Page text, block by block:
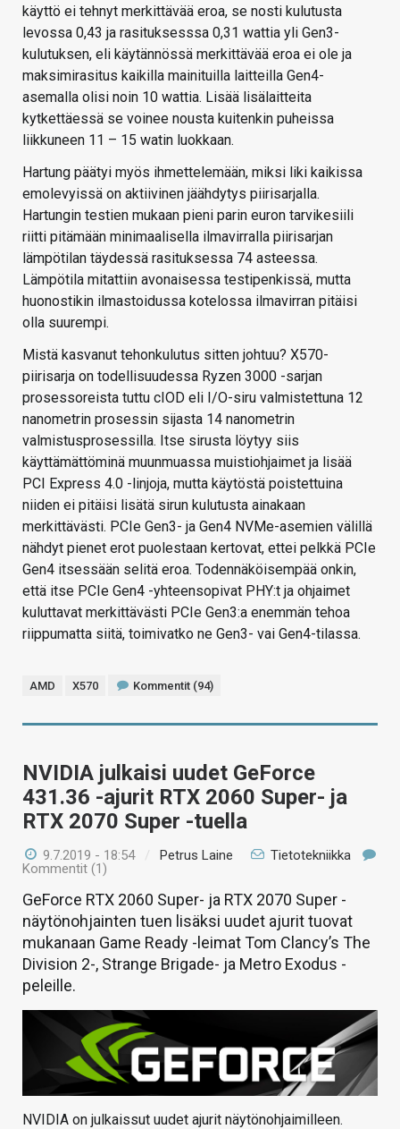
käyttö ei tehnyt merkittävää eroa, se nosti kulutusta
levossa 0,43 ja rasituksesssa 0,31 wattia yli Gen3-
kulutuksen, eli käytännössä merkittävää eroa ei ole ja
maksimirasitus kaikilla mainituilla laitteilla Gen4-
asemalla olisi noin 10 wattia. Lisää lisälaitteita
kytkettäessä se voinee nousta kuitenkin puheissa
liikkuneen 11 – 15 watin luokkaan.
Hartung päätyi myös ihmettelemään, miksi liki kaikissa
emolevyissä on aktiivinen jäähdytys piirisarjalla.
Hartungin testien mukaan pieni parin euron tarvikesiili
riitti pitämään minimaalisella ilmavirralla piirisarjan
lämpötilan täydessä rasituksessa 74 asteessa.
Lämpötila mitattiin avonaisessa testipenkissä, mutta
huonostikin ilmastoidussa kotelossa ilmavirran pitäisi
olla suurempi.
Mistä kasvanut tehonkulutus sitten johtuu? X570-
piirisarja on todellisuudessa Ryzen 3000 -sarjan
prosessoreista tuttu cIOD eli I/O-siru valmistettuna 12
nanometrin prosessin sijasta 14 nanometrin
valmistusprosessilla. Itse sirusta löytyy siis
käyttämättöminä muunmuassa muistiohjaimet ja lisää
PCI Express 4.0 -linjoja, mutta käytöstä poistettuina
niiden ei pitäisi lisätä sirun kulutusta ainakaan
merkittävästi. PCIe Gen3- ja Gen4 NVMe-asemien välillä
nähdyt pienet erot puolestaan kertovat, ettei pelkkä PCIe
Gen4 itsessään selitä eroa. Todennäköisempää onkin,
että itse PCIe Gen4 -yhteensopivat PHY:t ja ohjaimet
kuluttavat merkittävästi PCIe Gen3:a enemmän tehoa
riippumatta siitä, toimivatko ne Gen3- vai Gen4-tilassa.
AMD X570 Kommentit (94)
NVIDIA julkaisi uudet GeForce
431.36 -ajurit RTX 2060 Super- ja
RTX 2070 Super -tuella
9.7.2019 - 18:54 / Petrus Laine
Tietotekniikka
Kommentit (1)
GeForce RTX 2060 Super- ja RTX 2070 Super -
näytönohjainten tuen lisäksi uudet ajurit tuovat
mukanaan Game Ready -leimat Tom Clancy’s The
Division 2-, Strange Brigade- ja Metro Exodus -
peleille.
NVIDIA on julkaissut uudet ajurit näytönohjaimilleen.